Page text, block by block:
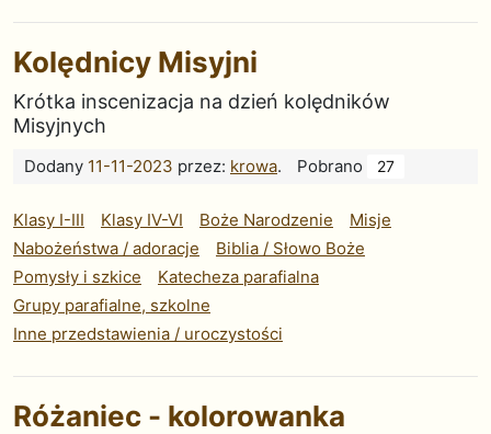
Kolędnicy Misyjni
Krótka inscenizacja na dzień kolędników
Misyjnych
Dodany 11-11-2023 przez: krowa. Pobrano 27
Klasy I-III Klasy IV-VI Boże Narodzenie
Misje
Nabożeństwa / adoracje
Biblia / Słowo Boże
Pomysły i szkice
Katecheza parafialna
Grupy parafialne, szkolne
Inne przedstawienia / uroczystości
Różaniec - kolorowanka